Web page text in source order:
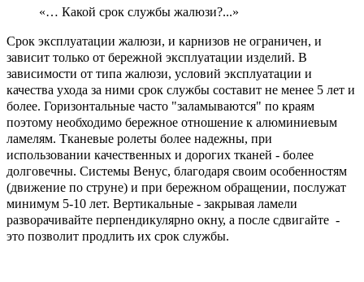
«… Какой срок службы жалюзи?...»
Срок эксплуатации жалюзи, и карнизов не ограничен, и
зависит только от бережной эксплуатации изделий. В
зависимости от типа жалюзи, условий эксплуатации и
качества ухода за ними срок службы составит не менее 5 лет и
более. Горизонтальные часто "заламываются" по краям
поэтому необходимо бережное отношение к алюминиевым
ламелям. Тканевые ролеты более надежны, при
использовании качественных и дорогих тканей - более
долговечны. Системы Венус, благодаря своим особенностям
(движение по струне) и при бережном обращении, послужат
минимум 5-10 лет. Вертикальные - закрывая ламели
разворачивайте перпендикулярно окну, а после сдвигайте -
это позволит продлить их срок службы.